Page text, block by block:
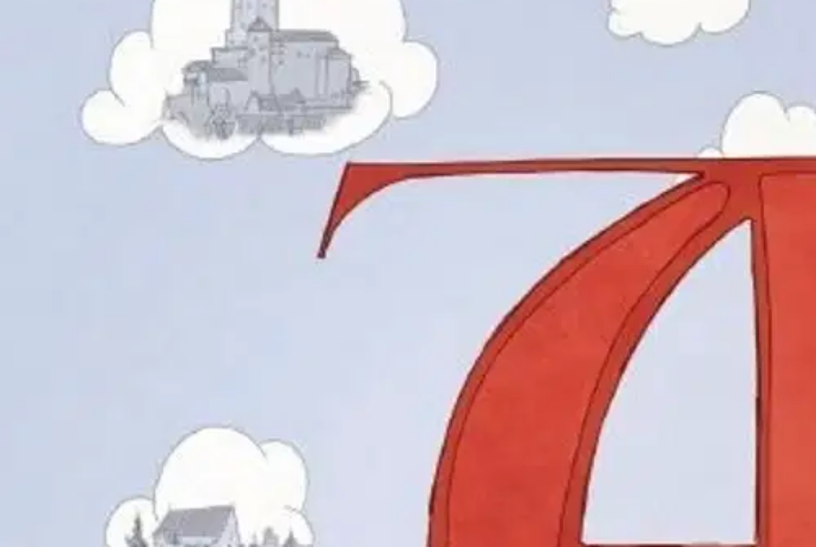
Issakainen, A sanoi Agricola
Asiakasomistajahinta
Hinta ilman S-Etukorttia:
25,00 €
Ilmainen toimitus yli 100 €:n tilauksille Postin pakettiautomaattiin tai
Tarkista myymäläsaatavuus
Ei saatavilla